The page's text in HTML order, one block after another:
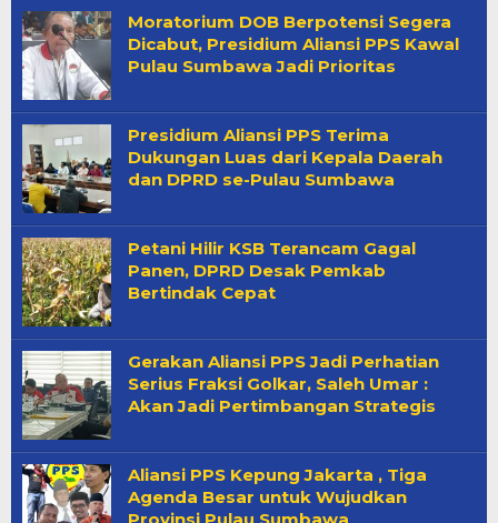
Moratorium DOB Berpotensi Segera
Dicabut, Presidium Aliansi PPS Kawal
Pulau Sumbawa Jadi Prioritas
Presidium Aliansi PPS Terima
Dukungan Luas dari Kepala Daerah
dan DPRD se-Pulau Sumbawa
Petani Hilir KSB Terancam Gagal
Panen, DPRD Desak Pemkab
Bertindak Cepat
Gerakan Aliansi PPS Jadi Perhatian
Serius Fraksi Golkar, Saleh Umar :
Akan Jadi Pertimbangan Strategis
Aliansi PPS Kepung Jakarta , Tiga
Agenda Besar untuk Wujudkan